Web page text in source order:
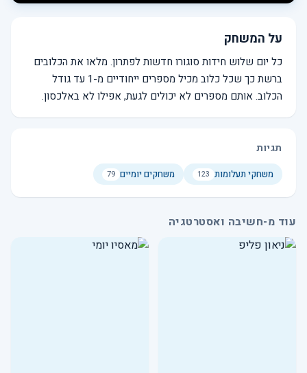
על המשחק
כל יום שלוש חידות סוגורו חדשות לפתרון. מלאו את הכלובים
ברשת כך שכל כלוב מכיל מספרים ייחודיים מ-1 עד גודל
הכלוב. אותם מספרים לא יכולים לגעת, אפילו לא באלכסון.
תגיות
משחקי תעלומות 123 משחקים יומיים 79
עוד מ-חשיבה ואסטרטגיה